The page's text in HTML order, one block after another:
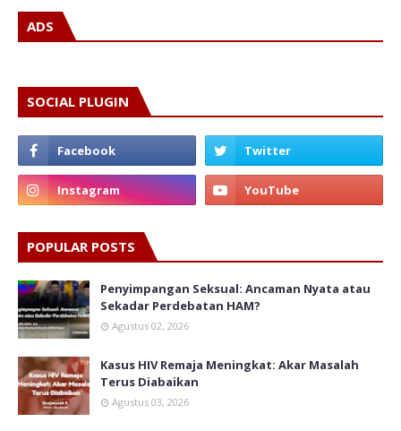
ADS
SOCIAL PLUGIN
POPULAR POSTS
Penyimpangan Seksual: Ancaman Nyata atau
Sekadar Perdebatan HAM?
Agustus 02, 2026
Kasus HIV Remaja Meningkat: Akar Masalah
Terus Diabaikan
Agustus 03, 2026